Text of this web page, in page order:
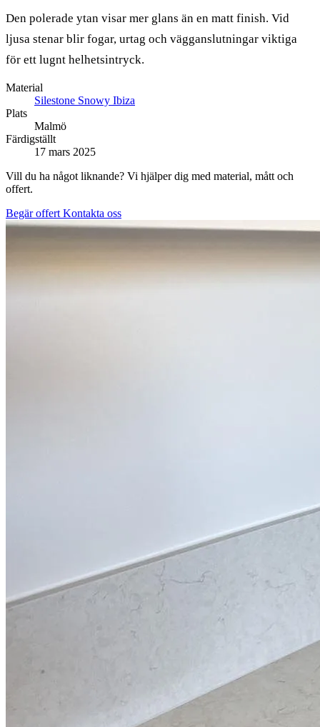
Den polerade ytan visar mer glans än en matt finish. Vid
ljusa stenar blir fogar, urtag och vägganslutningar viktiga
för ett lugnt helhetsintryck.
Material
Silestone Snowy Ibiza
Plats
Malmö
Färdigställt
17 mars 2025
Vill du ha något liknande? Vi hjälper dig med material, mått och
offert.
Begär offert Kontakta oss